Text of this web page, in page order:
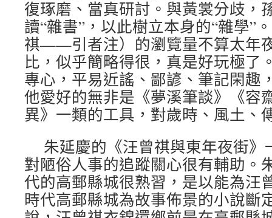
復琢磨、當真研討。與黃裳分歧，
讀“雜書”，以此樹立本身的“雜學”
祺——引者注）的瀏覽量不算太年
比，似乎簡略得很，真是好玩極了
專心，平易近謠、鄙諺、筆記閑趣
他愛好的無非是《夢溪筆談》《容
異》一類的工具，對歲時、風土、
朱延慶的《汪曾祺與東年夜街
對陋俗人事的追蹤關心很有輔助。
代的高郵縣城很熟習，是以能為汪
時代高郵縣城為故事佈景的小說斷